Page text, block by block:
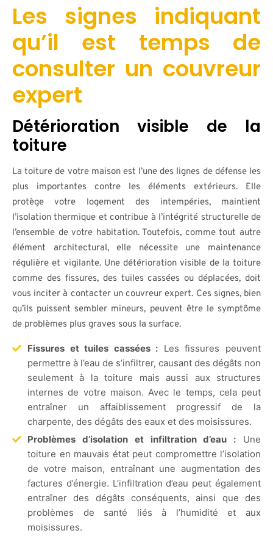
Les signes indiquant
qu’il est temps de
consulter un couvreur
expert
Détérioration visible de la
toiture
La toiture de votre maison est l’une des lignes de défense les
plus importantes contre les éléments extérieurs. Elle
protège votre logement des intempéries, maintient
l’isolation thermique et contribue à l’intégrité structurelle de
l’ensemble de votre habitation. Toutefois, comme tout autre
élément architectural, elle nécessite une maintenance
régulière et vigilante. Une détérioration visible de la toiture
comme des fissures, des tuiles cassées ou déplacées, doit
vous inciter à contacter un couvreur expert. Ces signes, bien
qu’ils puissent sembler mineurs, peuvent être le symptôme
de problèmes plus graves sous la surface.
Fissures et tuiles cassées : Les fissures peuvent
permettre à l’eau de s’infiltrer, causant des dégâts non
seulement à la toiture mais aussi aux structures
internes de votre maison. Avec le temps, cela peut
entraîner un affaiblissement progressif de la
charpente, des dégâts des eaux et des moisissures.
Problèmes d’isolation et infiltration d’eau : Une
toiture en mauvais état peut compromettre l’isolation
de votre maison, entraînant une augmentation des
factures d’énergie. L’infiltration d’eau peut également
entraîner des dégâts conséquents, ainsi que des
problèmes de santé liés à l’humidité et aux
moisissures.